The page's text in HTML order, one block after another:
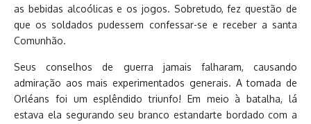
as bebidas alcoólicas e os jogos. Sobretudo, fez questão de
que os soldados pudessem confessar-se e receber a santa
Comunhão.
Seus conselhos de guerra jamais falharam, causando
admiração aos mais experimentados generais. A tomada de
Orléans foi um esplêndido triunfo! Em meio à batalha, lá
estava ela segurando seu branco estandarte bordado com a